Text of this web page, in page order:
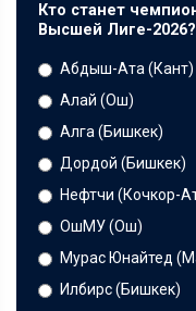
Кто станет
Высшей Лиге-2026?
Абдыш-Ата (Кант)
Алай (Ош)
Алга (Бишкек)
Дордой (Бишкек)
Нефтчи (Кочкор-
ОшМУ (Ош)
Мурас Юнайтед
Илбирс (Бишкек)